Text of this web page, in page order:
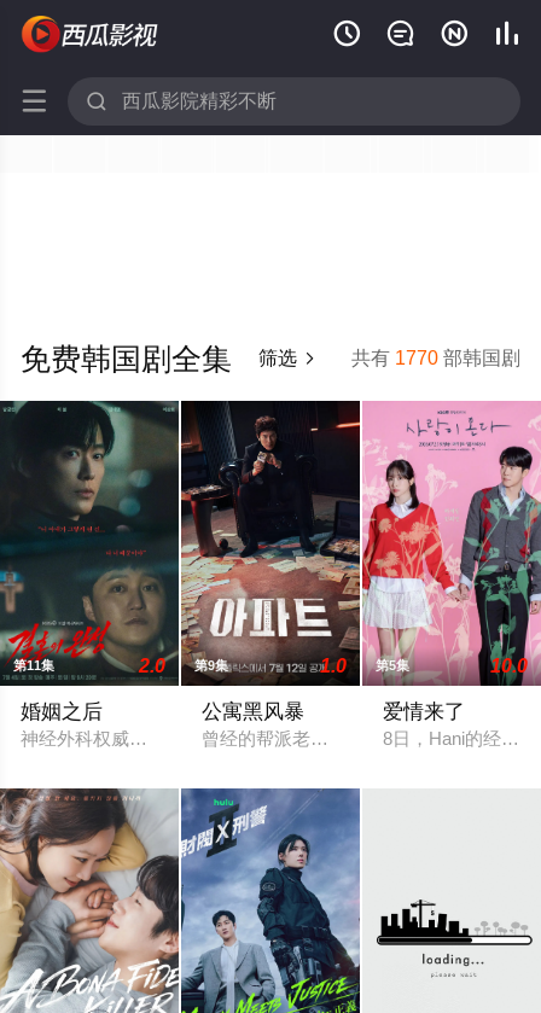
   
 
共有 1770 部韩国剧
免费韩国剧全集 筛选 
第11集 2.0
婚姻之后
神经外科权威姜泰柱（南宫珉 饰）因为老婆高世允（李雪 饰）
第9集 1.0
公寓黑风暴
曾经的帮派老大急需现金，于是和有志成
第5集 10.0
爱情来了
8日，Hani的经纪